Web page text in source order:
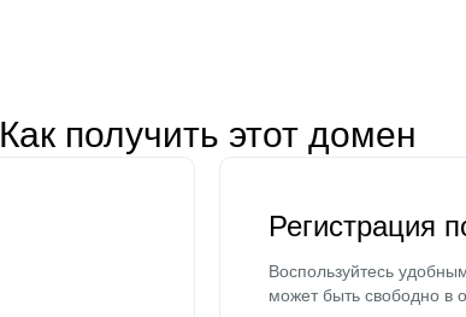
Как получить этот домен
Регистрация
Воспользуйтесь
может быть свободно в